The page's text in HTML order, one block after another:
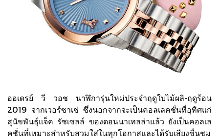
ออเดรย์ วี วอช นาฬิการุ่นใหม่ประจำฤดูใบไม้ผลิ-ฤดูร้อน
2019 จากเวอร์ซาเช่ ซึ่งนอกจากจะเป็นคอลเลคชั่นที่อุทิศแก่
สุนัขพันธุ์แจ็ค รัซเซลล์ ของดอนนาเทลล่าแล้ว ยังเป็นคอลเล
คชั่นที่เหมาะสำหรับสวมใส่ในทุกโอกาสและได้รับเสียงชื่นชม